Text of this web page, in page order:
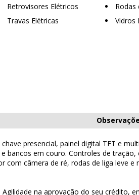
Retrovisores Elétricos
Rodas
Travas Elétricas Vidros
presencial, painel digital TFT e
bancos em couro. Controles de
com câmera de ré, rodas de liga leve
na aprovação do seu crédito,